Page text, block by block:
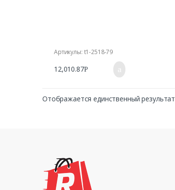
Артикулы: t1-2518-79
12,010.87Р
Отображается единственный результат